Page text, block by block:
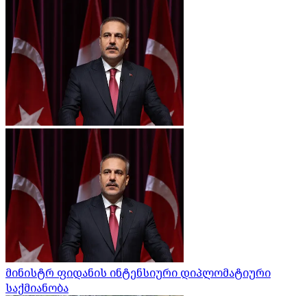
მინისტრ ფიდანის ინტენსიური დიპლომატიური
საქმიანობა